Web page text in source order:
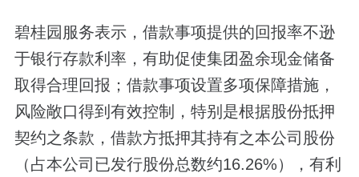
碧桂园服务表示，借款事项提供的回报率不逊
于银行存款利率，有助促使集团盈余现金储备
取得合理回报；借款事项设置多项保障措施，
风险敞口得到有效控制，特别是根据股份抵押
契约之条款，借款方抵押其持有之本公司股份
（占本公司已发行股份总数约16.26%），有利